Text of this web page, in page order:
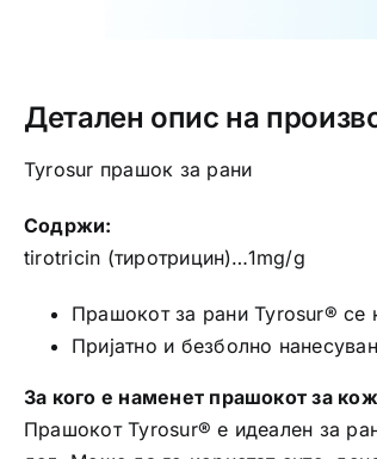
Детален опис на
Tyrosur прашок за рани
Содржи:
tirotricin (тиротрицин)…1mg/g
Прашокот за рани Tyrosur® се
Пријатно и безболно
За кого е наменет прашокот за
Прашокот Tyrosur® е идеален за